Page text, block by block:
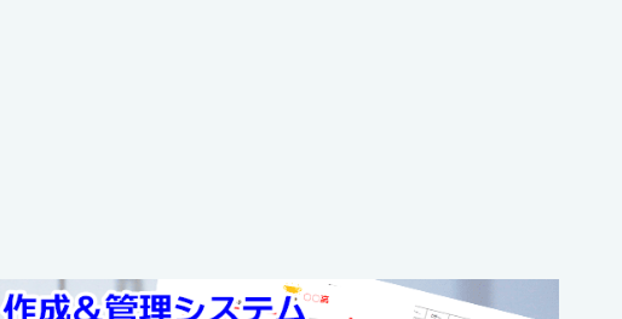
バスケットボール
全国新人大会